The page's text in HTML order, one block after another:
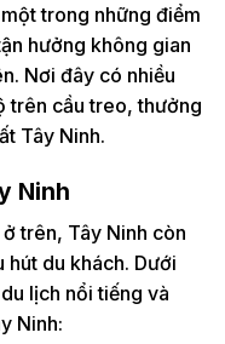
trong những điểm
hưởng không gian
Nơi đây có nhiều
trên cầu treo, thưởng
Tây Ninh.
Ninh
trên, Tây Ninh còn
hút du khách. Dưới
lịch nổi tiếng và
Ninh: